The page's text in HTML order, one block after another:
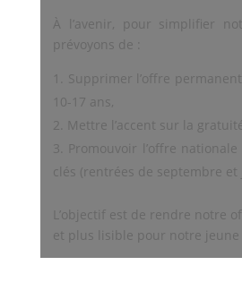
À l’avenir, pour simplifier
prévoyons de :
Supprimer l’offre
10-17 ans,
Mettre l’accent sur la
Promouvoir l’offre
clés (rentrées de septembre et
L’objectif est de rendre notre
et plus lisible pour notre jeune